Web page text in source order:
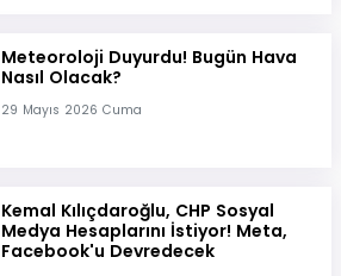
Meteoroloji Duyurdu! Bugün Hava
Nasıl Olacak?
29 Mayıs 2026 Cuma
Kemal Kılıçdaroğlu, CHP Sosyal
Medya Hesaplarını İstiyor! Meta,
Facebook'u Devredecek